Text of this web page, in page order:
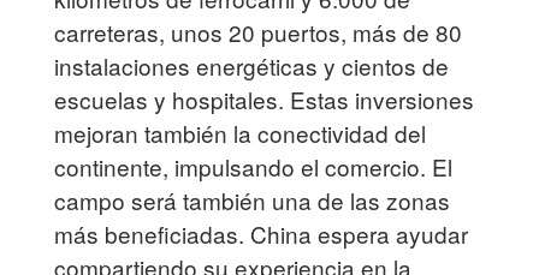
carreteras, unos 20 puertos, más de 80
instalaciones energéticas y cientos de
escuelas y hospitales. Estas inversiones
mejoran también la conectividad del
continente, impulsando el comercio. El
campo será también una de las zonas
más beneficiadas. China espera ayudar
compartiendo su experiencia en la